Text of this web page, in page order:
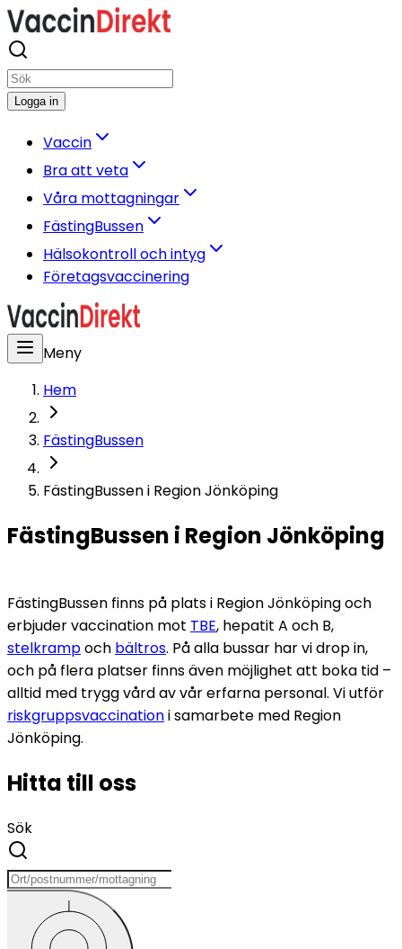
Logga in
Vaccin
Bra att veta
Våra mottagningar
FästingBussen
Hälsokontroll och intyg
Företagsvaccinering
Meny
Hem
FästingBussen
FästingBussen i Region Jönköping
FästingBussen i Region Jönköping
FästingBussen finns på plats i Region Jönköping och
erbjuder vaccination mot TBE, hepatit
stelkramp och bältros. På alla bussar har vi drop in,
och på flera platser finns även möjlighet att boka tid –
riskgruppsvaccination i samarbete med Region
Jönköping.
Hitta till oss
Sök